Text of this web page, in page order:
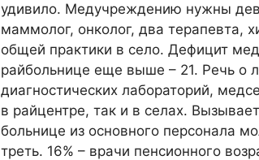
удивило. Медучреждению нужны
маммолог, онколог, два терапевта,
общей практики в село. Дефицит
райбольнице еще выше – 21. Речь о
диагностических лабораторий,
в райцентре, так и в селах.
больнице из основного персонала
треть. 16% – врачи пенсионного